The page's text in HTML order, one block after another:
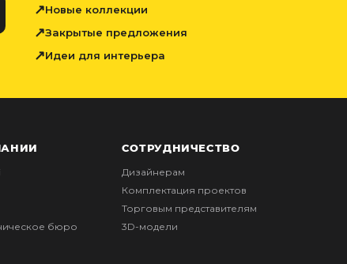
Новые коллекции
Закрытые предложения
Идеи для интерьера
бюро
СОТРУДНИЧЕСТВО
Дизайнерам
Комплектация проектов
Торговым представителям
3D-модели